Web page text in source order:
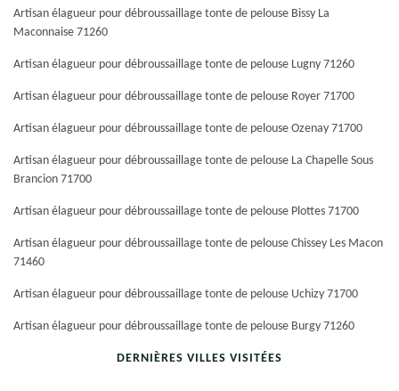
Artisan élagueur pour débroussaillage tonte de pelouse Bissy La
Maconnaise 71260
Artisan élagueur pour débroussaillage tonte de pelouse Lugny 71260
Artisan élagueur pour débroussaillage tonte de pelouse Royer 71700
Artisan élagueur pour débroussaillage tonte de pelouse Ozenay 71700
Artisan élagueur pour débroussaillage tonte de pelouse La Chapelle Sous
Brancion 71700
Artisan élagueur pour débroussaillage tonte de pelouse Plottes 71700
Artisan élagueur pour débroussaillage tonte de pelouse Chissey Les Macon
71460
Artisan élagueur pour débroussaillage tonte de pelouse Uchizy 71700
Artisan élagueur pour débroussaillage tonte de pelouse Burgy 71260
DERNIÈRES VILLES VISITÉES